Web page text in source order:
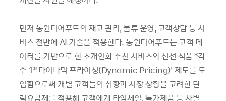
먼저 동원디어푸드의 재고 관리, 물류 운영, 고객상담 등 서
비스 전반에 AI 기술을 적용한다. 동원디어푸드는 고객 데
이터를 기반으로 한 초개인화 추천 서비스와 신선 식품 *각
주 1*‘다이나믹 프라이싱(Dynamic Pricing)’ 제도를 도
입함으로써 개별 고객들의 취향과 시장 상황을 고려한 탄
력요금제를 적용해 고객에게 타임세일, 특가제품 등 차별